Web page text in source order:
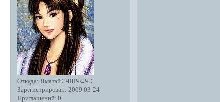
Откуда: Яматай ʭЧШЧ⊂Чʭ
Зарегистрирован: 2009-03-24
Приглашений: 0